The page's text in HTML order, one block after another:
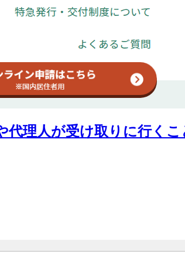
理人が受け取りに行く